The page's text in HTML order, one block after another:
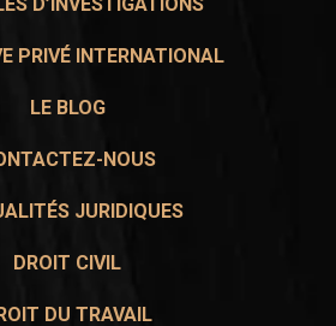
D’INVESTIGATIONS
PRIVÉ INTERNATIONAL
LE BLOG
NOUS
JURIDIQUES
DROIT CIVIL
DU TRAVAIL